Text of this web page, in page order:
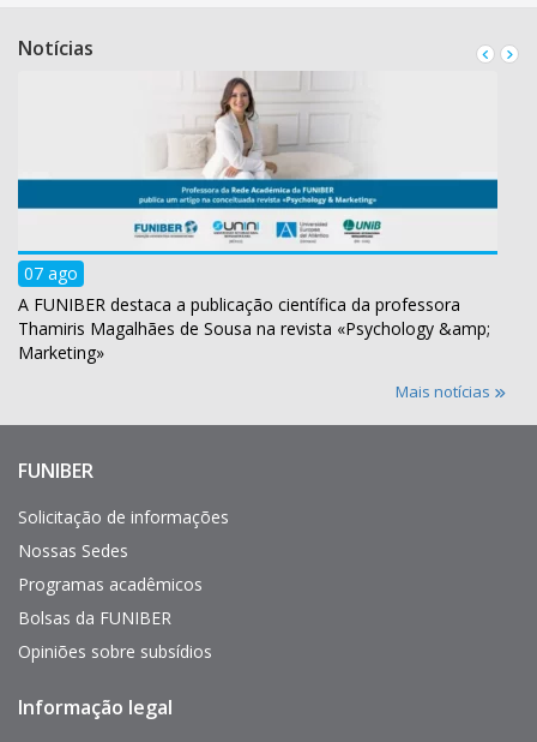
Notícias
07 ago
A FUNIBER destaca a publicação científica da professora
Thamiris Magalhães de Sousa na revista «Psychology &amp;
Marketing»
Mais notícias
Enlaces
interés
FUNIBER
Solicitação de informações
Nossas Sedes
Programas acadêmicos
Bolsas da FUNIBER
Opiniões sobre subsídios
Pie
Informação legal